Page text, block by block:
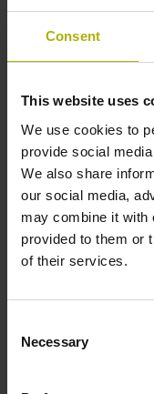
Consent
This website uses
We use cookies to
provide social
We also share
our social media,
may combine it with
provided to them or
of their services.
Selection
Necessary
Welle
Durchgehende
Durchmesser 50 mm
Wellentyp
42D
Schutzart
Arbeitstemperatur